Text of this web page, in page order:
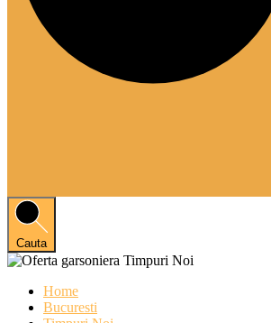
Cauta
Home
Bucuresti